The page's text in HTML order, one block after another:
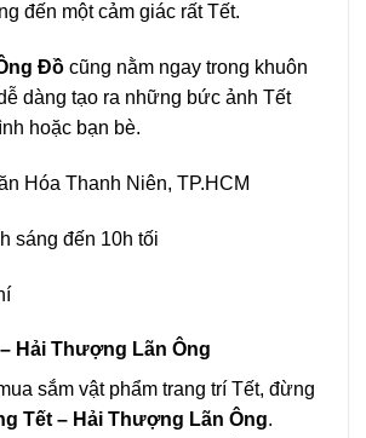
đến một cảm giác rất Tết.
Đồ cũng nằm ngay trong khuôn
dàng tạo ra những bức ảnh Tết
hoặc bạn bè.
Hóa Thanh Niên, TP.HCM
sáng đến 10h tối
Hải Thượng Lãn Ông
sắm vật phẩm trang trí Tết, đừng
Tết – Hải Thượng Lãn Ông.